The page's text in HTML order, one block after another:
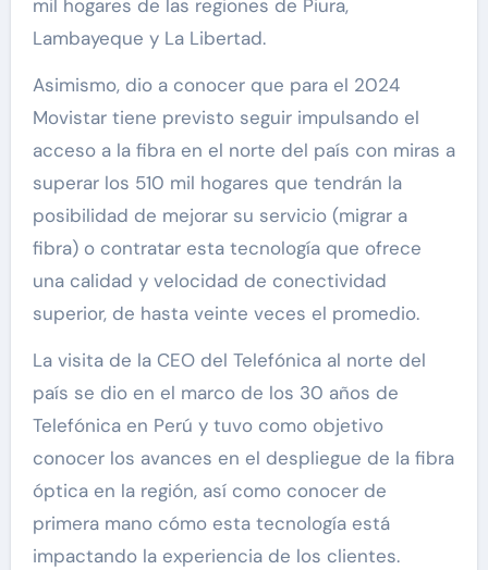
mil hogares de las regiones de Piura,
Lambayeque y La Libertad.
Asimismo, dio a conocer que para el 2024
Movistar tiene previsto seguir impulsando el
acceso a la fibra en el norte del país con miras a
superar los 510 mil hogares que tendrán la
posibilidad de mejorar su servicio (migrar a
fibra) o contratar esta tecnología que ofrece
una calidad y velocidad de conectividad
superior, de hasta veinte veces el promedio.
La visita de la CEO del Telefónica al norte del
país se dio en el marco de los 30 años de
Telefónica en Perú y tuvo como objetivo
conocer los avances en el despliegue de la fibra
óptica en la región, así como conocer de
primera mano cómo esta tecnología está
impactando la experiencia de los clientes.